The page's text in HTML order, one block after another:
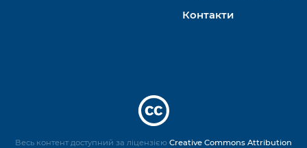
Контакти
Весь контент доступний за ліцензією Creative Commons Attribution